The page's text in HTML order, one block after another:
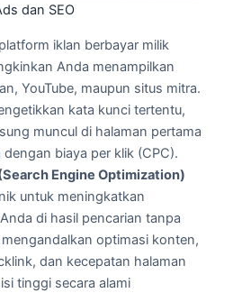
dan SEO
iklan berbayar milik
Anda menampilkan
YouTube, maupun situs mitra.
kata kunci tertentu,
muncul di halaman pertama
biaya per klik (CPC).
Engine Optimization)
untuk meningkatkan
di hasil pencarian tanpa
mengandalkan optimasi konten,
dan kecepatan halaman
tinggi secara alami